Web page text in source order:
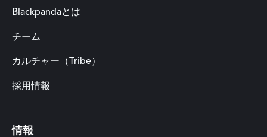
Blackpandaとは
チーム
カルチャー（Tribe）
採用情報
情報